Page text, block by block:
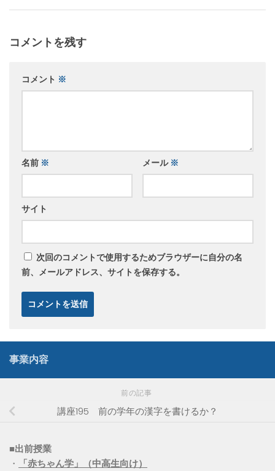
コメントを残す
コメント ※
名前 ※ メール ※
サイト
次回のコメントで使用するためブラウザーに自分の名
前、メールアドレス、サイトを保存する。
事業内容
前の記事
講座195 前の学年の漢字を書けるか？
■出前授業
・
「赤ちゃん学」（中高生向け）